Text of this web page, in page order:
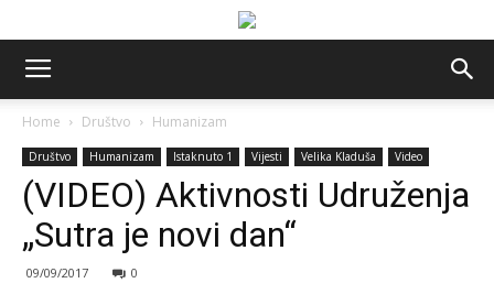
Home Društvo Humanizam
Društvo Humanizam Istaknuto 1 Vijesti Velika Kladuša Video
(VIDEO) Aktivnosti Udruženja
„Sutra je novi dan“
09/09/2017 0